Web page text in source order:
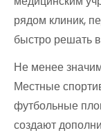
рядом клиник,
быстро решать
Не менее
Местные
футбольные
создают